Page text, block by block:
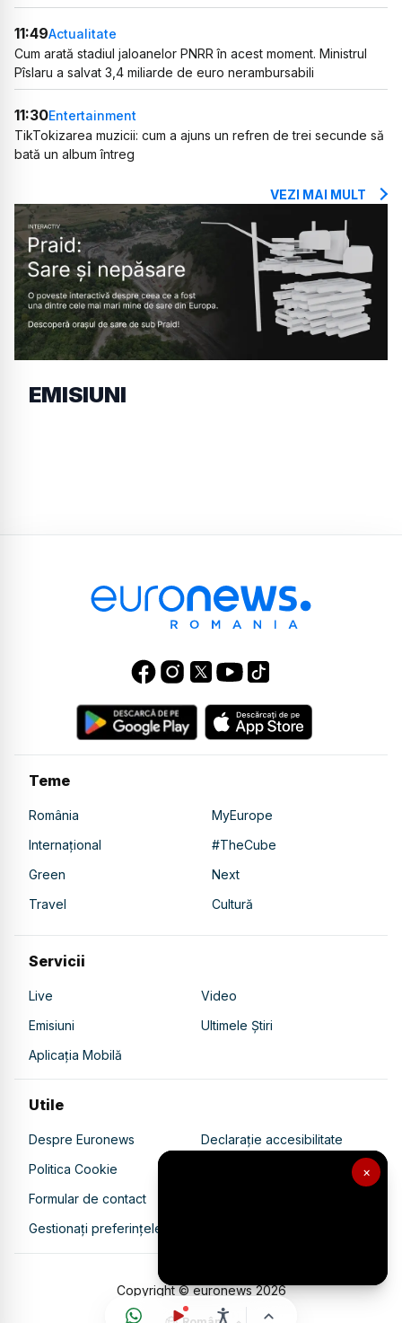
×
11:49Actualitate
Cum arată stadiul jaloanelor PNRR în acest moment. Ministrul
Pîslaru a salvat 3,4 miliarde de euro nerambursabili
11:30Entertainment
TikTokizarea muzicii: cum a ajuns un refren de trei secunde să
bată un album întreg
VEZI MAI MULT
EMISIUNI
Teme
România
MyEurope
Internațional
#TheCube
Green
Next
Travel
Cultură
Servicii
Live
Video
Emisiuni
Ultimele Știri
Aplicația Mobilă
Utile
Despre Euronews
Declarație accesibilitate
Politica Cookie
Politica de confidențialitate
Formular de contact
Gestionați preferințele
Copyright © euronews2026